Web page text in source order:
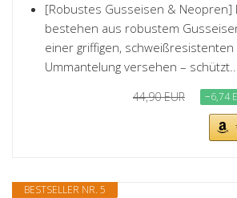
[Robustes Gusseisen & Neopren]
bestehen aus robustem
einer griffigen,
Ummantelung versehen –
44,90 EUR −6,74
BESTSELLER NR. 5